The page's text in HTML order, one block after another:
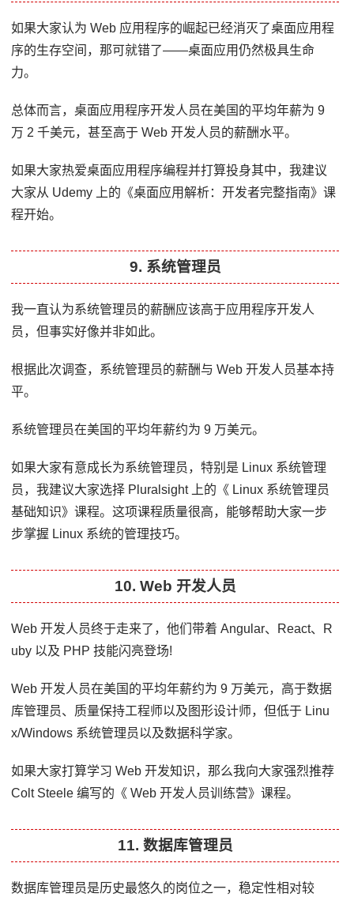
如果大家认为 Web 应用程序的崛起已经消灭了桌面应用程
序的生存空间，那可就错了——桌面应用仍然极具生命
力。
总体而言，桌面应用程序开发人员在美国的平均年薪为 9
万 2 千美元，甚至高于 Web 开发人员的薪酬水平。
如果大家热爱桌面应用程序编程并打算投身其中，我建议
大家从 Udemy 上的《桌面应用解析：开发者完整指南》课
程开始。
9. 系统管理员
我一直认为系统管理员的薪酬应该高于应用程序开发人
员，但事实好像并非如此。
根据此次调查，系统管理员的薪酬与 Web 开发人员基本持
平。
系统管理员在美国的平均年薪约为 9 万美元。
如果大家有意成长为系统管理员，特别是 Linux 系统管理
员，我建议大家选择 Pluralsight 上的《 Linux 系统管理员
基础知识》课程。这项课程质量很高，能够帮助大家一步
步掌握 Linux 系统的管理技巧。
10. Web 开发人员
Web 开发人员终于走来了，他们带着 Angular、React、R
uby 以及 PHP 技能闪亮登场!
Web 开发人员在美国的平均年薪约为 9 万美元，高于数据
库管理员、质量保持工程师以及图形设计师，但低于 Linu
x/Windows 系统管理员以及数据科学家。
如果大家打算学习 Web 开发知识，那么我向大家强烈推荐
Colt Steele 编写的《 Web 开发人员训练营》课程。
11. 数据库管理员
数据库管理员是历史最悠久的岗位之一，稳定性相对较